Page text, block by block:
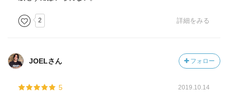
2 詳細をみる
JOELさん フォロー
5 2019.10.14